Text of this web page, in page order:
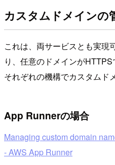
カスタムドメインの
これは、両サービスとも実現
り、任意のドメインが
それぞれの機構でカスタムド
App Runnerの場合
Managing custom domain
- AWS App Runner